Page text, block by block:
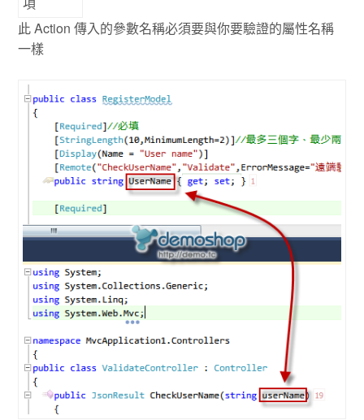
此 Action 傳入的參數名稱必須要與你要驗證的屬性名稱
一樣